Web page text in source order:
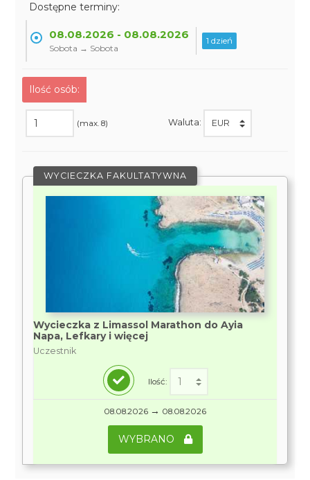
Dostępne terminy:
08.08.2026 - 08.08.2026
Sobota → Sobota
1 dzień
Ilość osób:
(max. 8) Waluta:
WYCIECZKA FAKULTATYWNA
Wycieczka z Limassol Marathon do Ayia
Napa, Lefkary i więcej
Uczestnik
Ilość:
08.08.2026 → 08.08.2026
WYBRANO